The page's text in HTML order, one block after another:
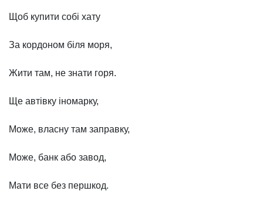
Щоб купити собі хату
За кордоном біля моря,
Жити там, не знати горя.
Ще автівку іномарку,
Може, власну там заправку,
Може, банк або завод,
Мати все без першкод.